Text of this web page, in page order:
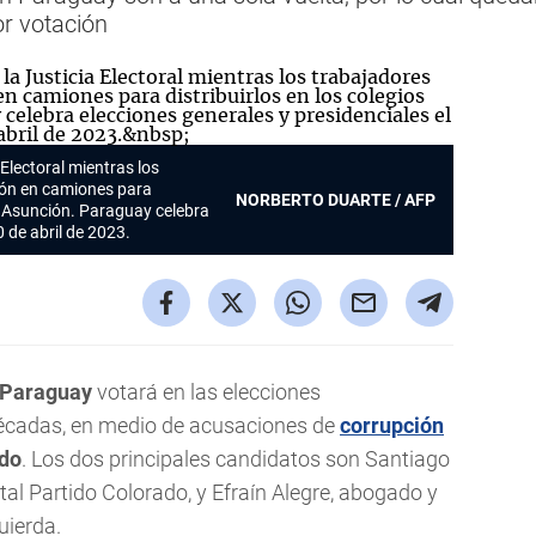
votación
mientras los
en camiones para
Paraguay celebra
de abril de 2023.
NORBERTO DUARTE / AFP
Paraguayvotará en las elecciones
en medio de acusaciones decorrupción
. Los dos principales candidatos son Santiago
Partido Colorado, y Efraín Alegre, abogado y